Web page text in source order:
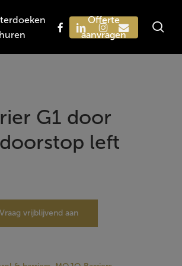
huren
Offerte
aanvragen
facebooklinkedininstagram
email
G1 door
left
Vraag vrijblijvend aan